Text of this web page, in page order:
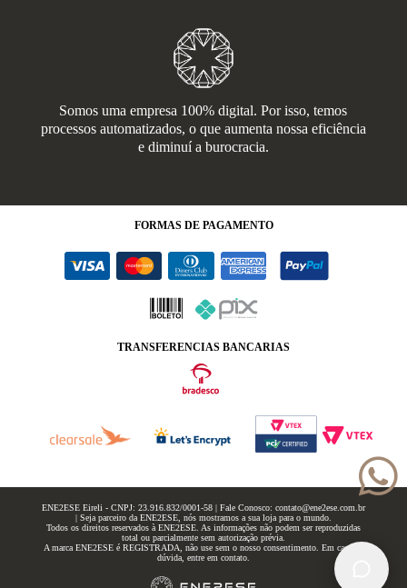
Somos uma empresa 100% digital. Por isso, temos
processos automatizados, o que aumenta nossa eficiência
e diminuí a burocracia.
FORMAS DE PAGAMENTO
TRANSFERENCIAS BANCARIAS
ENE2ESE Eireli - CNPJ: 23.916.832/0001-58 | Fale Conosco: contato@ene2ese.com.br
| Seja parceiro da ENE2ESE, nós mostramos a sua loja para o mundo.
Todos os direitos reservados à ENE2ESE. As informações não podem ser reproduzidas
total ou parcialmente sem autorização prévia.
A marca ENE2ESE é REGISTRADA, não use sem o nosso consentimento. Em caso de
dúvida, entre em contato.